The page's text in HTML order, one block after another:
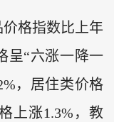
格指数比上年
呈“六涨一降一
，居住类价格
上涨1.3%，教